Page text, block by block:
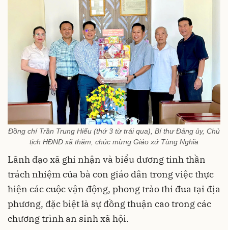
Đồng chí Trần Trung Hiếu (thứ 3 từ trái qua), Bí thư Đảng ủy, Chủ
tịch HĐND xã thăm, chúc mừng Giáo xứ Tùng Nghĩa
Lãnh đạo xã ghi nhận và biểu dương tinh thần
trách nhiệm của bà con giáo dân trong việc thực
hiện các cuộc vận động, phong trào thi đua tại địa
phương, đặc biệt là sự đồng thuận cao trong các
chương trình an sinh xã hội.